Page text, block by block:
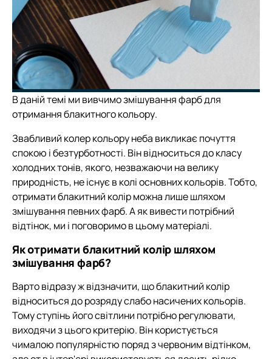
В даній темі ми вивчимо змішування фарб для
отримання блакитного кольору.
Звабливий колер кольору неба викликає почуття
спокою і безтурботності. Він відноситься до класу
холодних тонів, якого, незважаючи на велику
природність, не існує в колі основних кольорів. Тобто,
отримати блакитний колір можна лише шляхом
змішування певних фарб. А як вивести потрібний
відтінок, ми і поговоримо в цьому матеріалі.
Як отримати блакитний колір шляхом
змішування фарб?
Варто відразу ж відзначити, що блакитний колір
відноситься до розряду слабо насичених кольорів.
Тому ступінь його світлини потрібно регулювати,
виходячи з цього критерію. Він користується
чималою популярністю поряд з червоним відтінком,